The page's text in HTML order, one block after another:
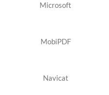
Microsoft
MobiPDF
Navicat